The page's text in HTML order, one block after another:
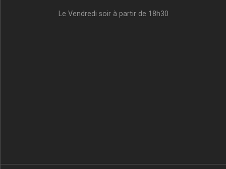
Le Vendredi soir à partir de 18h30